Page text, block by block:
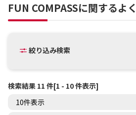
オフィシャルサイト
FUN COMPASSに関するよ
絞り込み検索
検索結果 11 件[1 - 10 件表示]